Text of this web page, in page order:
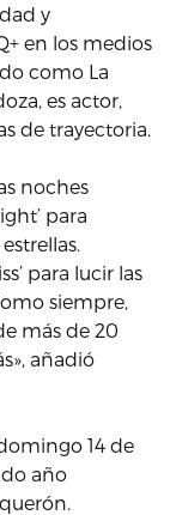
y
en los medios
como La
es actor,
de trayectoria.
noches
para
para lucir las
siempre,
más de 20
añadió
14 de
año